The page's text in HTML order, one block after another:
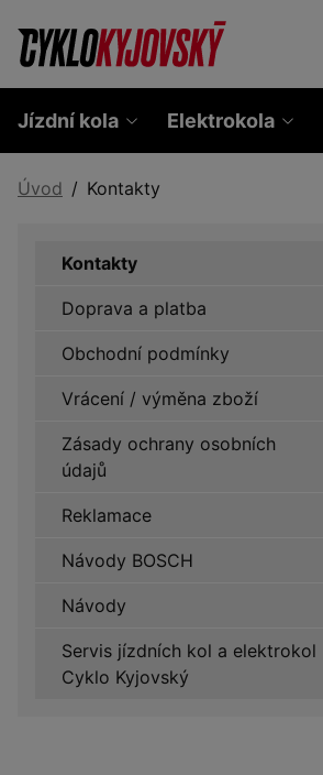
Jízdní kola Elektrokola
Úvod Kontakty
Kontakty
Doprava a platba
Obchodní podmínky
Vrácení / výměna zboží
Zásady ochrany osobních
údajů
Reklamace
Návody BOSCH
Návody
Servis jízdních kol a elektrokol
Cyklo Kyjovský